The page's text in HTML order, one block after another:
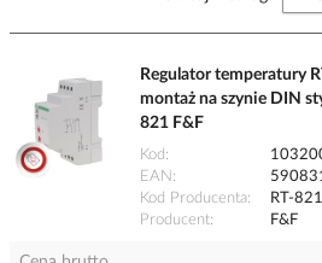
Regulator temperatury
montaż na szynie DIN
821 F&F
Kod
EAN
Kod Producenta
RT-821
Producent
F&F